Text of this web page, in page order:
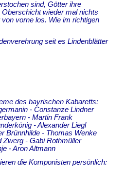
sind, Götter ihre
wieder mal nichts
vorne los. Wie im richtigen
seit es Lindenblätter
des bayrischen Kabaretts:
- Constanze Lindner
- Martin Frank
- Alexander Liegl
Brünnhilde - Thomas Wenke
Zwerg - Gabi Rothmüller
- Aron Altmann
die Komponisten persönlich: